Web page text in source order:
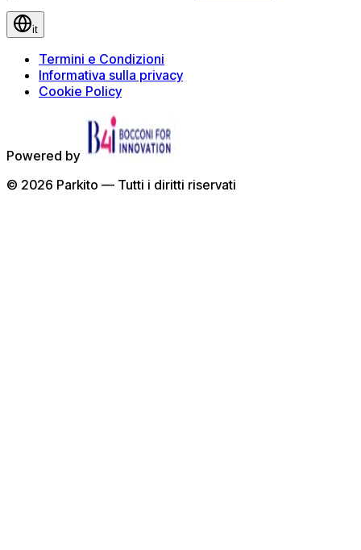
it
Termini e Condizioni
Informativa sulla privacy
Cookie Policy
Powered by
© 2026 Parkito — Tutti i diritti riservati